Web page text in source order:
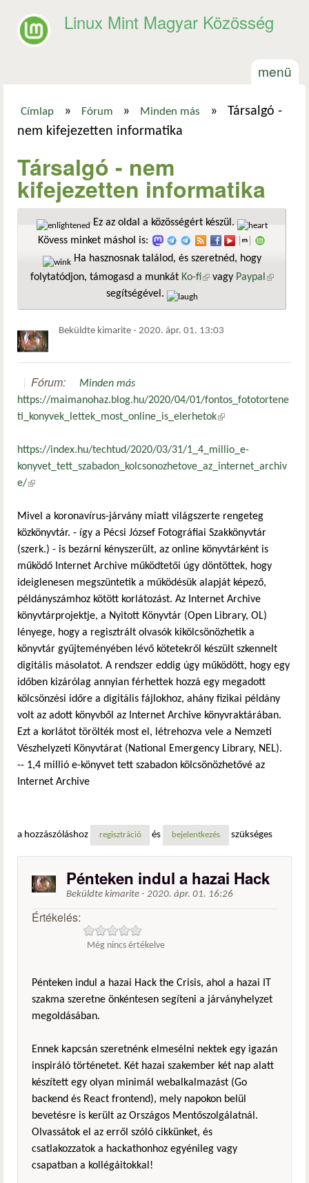
Linux Mint Magyar Közösség
menü
Jelenlegi hely
Címlap » Fórum » Minden más »
Társalgó -
nem kifejezetten informatika
Társalgó - nem
kifejezetten informatika
Ez az oldal a közösségért készül.
Kövess minket máshol is:
Ha hasznosnak találod, és szeretnéd, hogy
folytatódjon, támogasd a munkát Ko-fi(külső hivatkozás)
vagy Paypal
segítségével.
Beküldte kimarite - 2020. ápr. 01. 13:03
Fórum:
Minden más
https://maimanohaz.blog.hu/2020/04/01/fontos_fototortene
ti_konyvek_lettek_most_online_is_elerhetok(külső hivatkozás)
https://index.hu/techtud/2020/03/31/1_4_millio_e-
konyvet_tett_szabadon_kolcsonozhetove_az_internet_archiv
e/(külső hivatkozás)
Mivel a koronavírus-járvány miatt világszerte rengeteg
közkönyvtár. - így a Pécsi József Fotográfiai Szakkönyvtár
(szerk.) - is bezárni kényszerült, az online könyvtárként is
működő Internet Archive működtetői úgy döntöttek, hogy
ideiglenesen megszüntetik a működésük alapját képező,
példányszámhoz kötött korlátozást. Az Internet Archive
könyvtárprojektje, a Nyitott Könyvtár (Open Library, OL)
lényege, hogy a regisztrált olvasók kikölcsönözhetik a
könyvtár gyűjteményében lévő kötetekről készült szkennelt
digitális másolatot. A rendszer eddig úgy működött, hogy egy
időben kizárólag annyian férhettek hozzá egy megadott
kölcsönzési időre a digitális fájlokhoz, ahány fizikai példány
volt az adott könyvből az Internet Archive könyvraktárában.
Ezt a korlátot törölték most el, létrehozva vele a Nemzeti
Vészhelyzeti Könyvtárat (National Emergency Library, NEL).
-- 1,4 millió e-könyvet tett szabadon kölcsönözhetővé az
Internet Archive
a hozzászóláshoz regisztráció és bejelentkezés szükséges
Pénteken indul a hazai Hack
Beküldte kimarite - 2020. ápr. 01. 16:26
Értékelés:
Még nincs értékelve
Pénteken indul a hazai Hack the Crisis, ahol a hazai IT
szakma szeretne önkéntesen segíteni a járványhelyzet
megoldásában.
Ennek kapcsán szeretnénk elmesélni nektek egy igazán
inspiráló történetet. Két hazai szakember két nap alatt
készített egy olyan minimál webalkalmazást (Go
backend és React frontend), mely napokon belül
bevetésre is került az Országos Mentőszolgálatnál.
Olvassátok el az erről szóló cikkünket, és
csatlakozzatok a hackathonhoz egyénileg vagy
csapatban a kollégáitokkal!